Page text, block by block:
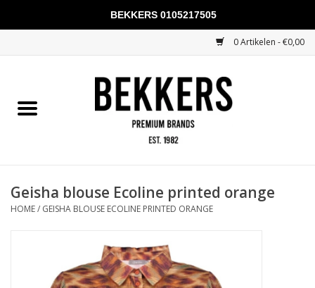
0 Artikelen - €0,00
Mannen
KADOBONNEN
Geisha blouse Ecoline printed orange
HOME/ GEISHA BLOUSE ECOLINE PRINTED ORANGE
BEKKERS 0105217505